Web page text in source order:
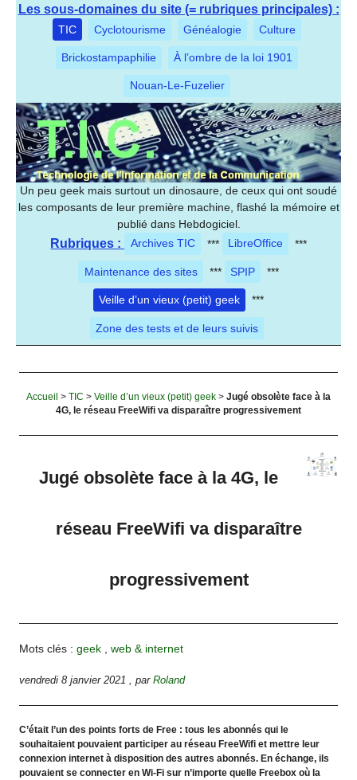
Les sous-domaines du site (= rubriques principales) :
TIC Cyclotourisme Généalogie Culture
Brickostampaphilie À l’ombre de la loi 1901
Nouan-Le-Fuzelier
Un peu geek mais surtout un dinosaure, de ceux qui ont soudé
les composants de leur première machine, flashé la mémoire et
publié dans Hebdogiciel.
Rubriques : Archives TIC *** LibreOffice ***
Maintenance des sites *** SPIP ***
Veille d’un vieux (petit) geek ***
Zone des tests et de leurs suivis
Accueil > TIC > Veille d’un vieux (petit) geek > Jugé obsolète face à la
4G, le réseau FreeWifi va disparaître progressivement
Jugé obsolète face à la 4G, le
réseau FreeWifi va disparaître
progressivement
Mots clés :geek ,web & internet
vendredi 8 janvier 2021 ,parRoland
C’était l’un des points forts de Free : tous les abonnés qui le
souhaitaient pouvaient participer au réseau FreeWifi et mettre leur
connexion internet à disposition des autres abonnés. En échange, ils
pouvaient se connecter en Wi-Fi sur n’importe quelle Freebox où la